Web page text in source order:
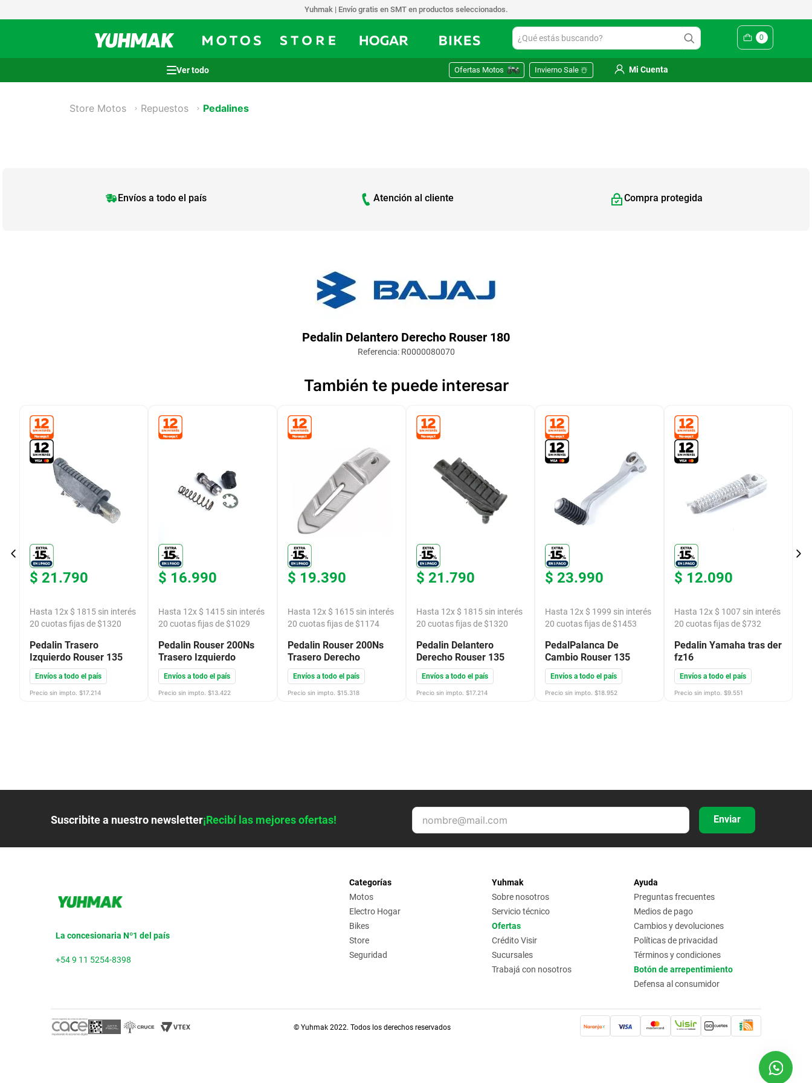
Yuhmak | Envío gratis en SMT en productos seleccionados.
¿Qué estás buscando? 0
Ofertas Motos Invierno Sale ☃️ Mi Cuenta
Store Motos Repuestos Pedalines
Envíos a todo el país Atención al cliente Compra protegida
Pedalin Delantero Derecho Rouser 180
Referencia: R0000080070
También te puede interesar
$ 21.790
Hasta 12x $ 1815sin interés
20 cuotas fijas de $1320
Pedalin Trasero
Izquierdo Rouser 135
Envíos a todo el país
Precio sin impto. $17.214
$ 16.990
Hasta 12x $ 1415 sin interés
20 cuotas fijas de $1029
Pedalin Rouser 200Ns
Trasero Izquierdo
Envíos a todo el país
Precio sin impto. $13.422
$ 19.390
Hasta 12x $ 1615sin interés
20 cuotas fijas de $1174
Pedalin Rouser 200Ns
Trasero Derecho
Envíos a todo el país
Precio sin impto. $15.318
$ 21.790
Hasta 12x $ 1815sin interés
20 cuotas fijas de $1320
Pedalin Delantero
Derecho Rouser 135
Envíos a todo el país
Precio sin impto. $17.214
$ 23.990
Hasta 12x $ 1999 sin interés
20 cuotas fijas de $1453
PedalPalanca De
Cambio Rouser 135
Envíos a todo el país
Precio sin impto. $18.952
$ 12.090
Hasta 12x $ 1007sin interés
20 cuotas fijas de $732
Pedalin Yamaha tras der
fz16
Envíos a todo el país
Precio sin impto. $9.551
Suscribite a nuestro newsletter¡Recibí las mejores ofertas! Enviar
La concesionaria Nº1 del país
+54 9 11 5254-8398
Categorías
Motos
Electro Hogar
Bikes
Store
Seguridad
Yuhmak
Sobre nosotros
Servicio técnico
Ofertas
Crédito Visir
Sucursales
Trabajá con nosotros
Ayuda
Preguntas frecuentes
Medios de pago
Cambios y devoluciones
Políticas de privacidad
Términos y condiciones
Botón de arrepentimiento
Defensa al consumidor
© Yuhmak 2022. Todos los derechos reservados